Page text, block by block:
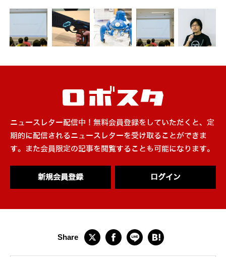
ニュースレター配信中！無料会員登録をしていただくと、定
期的に配信されるニュースレターを受け取ることができま
す。また会員限定の記事を閲覧することも可能になります。
新規会員登録 ログイン